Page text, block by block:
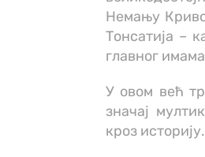
Немању
Тонсатија –
главног
У овом већ
значај
кроз историју.